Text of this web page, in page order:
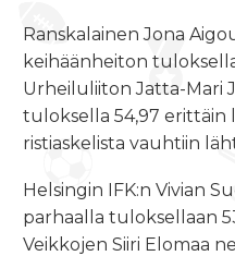
Ranskalainen Jona
keihäänheiton
Urheiluliiton Jatta-Mari
tuloksella 54,97 erittäin
ristiaskelista vauhtiin
Helsingin IFK:n Vivian
parhaalla tuloksellaan
Veikkojen Siiri Elomaa